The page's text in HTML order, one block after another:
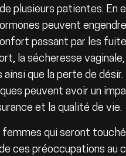
plusieurs patientes. En
peuvent
passant par les
la sécheresse
ainsi que la perte de désir.
peuvent avoir un
et la qualité de vie.
femmes qui seront
de ces préoccupations au